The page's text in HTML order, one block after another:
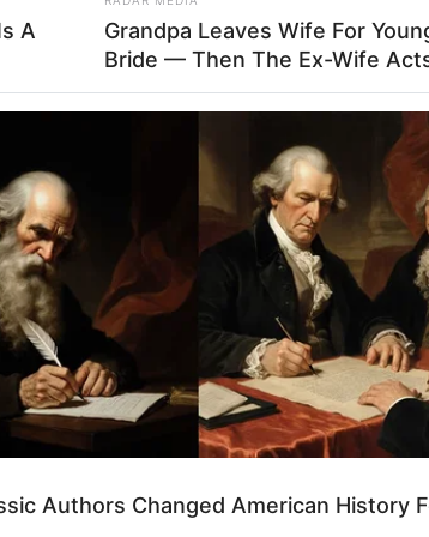
A
Grandpa Leaves Wife For
Bride — Then The Ex-Wife
Authors Changed American History